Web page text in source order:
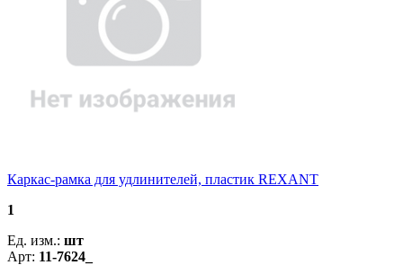
Каркас-рамка для удлинителей, пластик REXANT
1
Ед. изм.: шт
Арт: 11-7624_